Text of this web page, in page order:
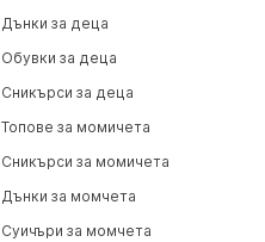
Дънки за деца
Обувки за деца
Сникърси за деца
Топове за момичета
Сникърси за момичета
Дънки за момчета
Суичъри за момчета